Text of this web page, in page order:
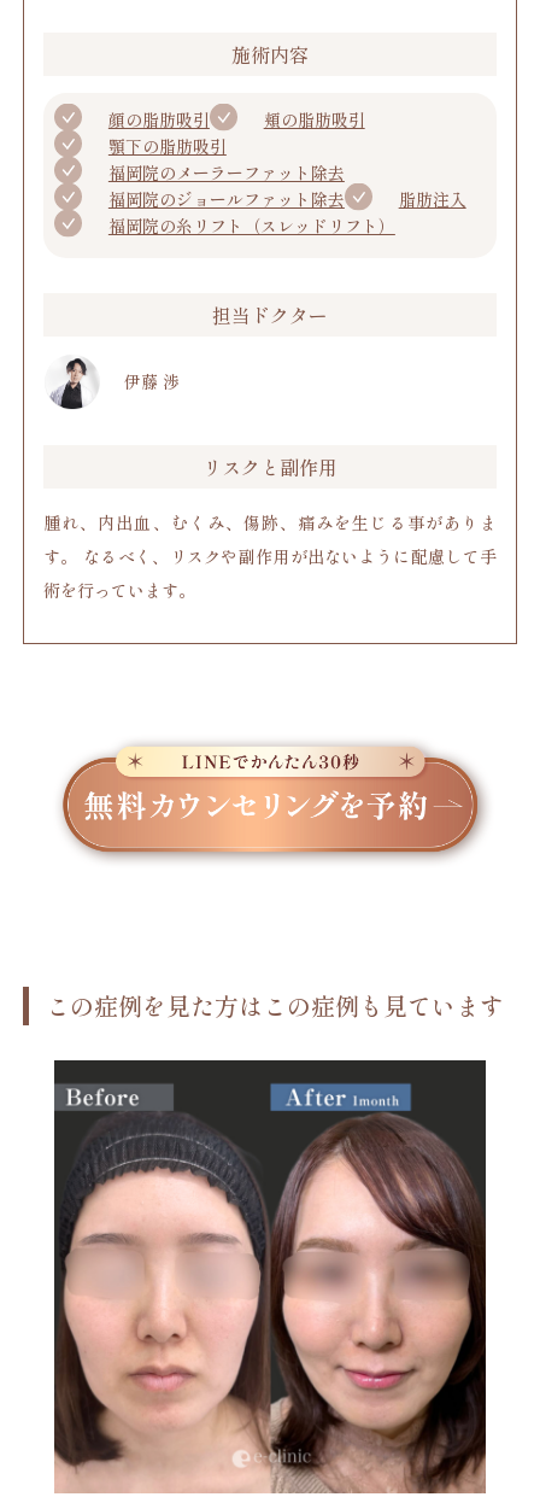
施術内容
顔の脂肪吸引
頬の脂肪吸引
顎下の脂肪吸引
福岡院のメーラーファット除去
福岡院のジョールファット除去
脂肪注入
福岡院の糸リフト（スレッドリフト）
担当ドクター
伊藤 渉
リスクと副作用
腫れ、内出血、むくみ、傷跡、痛みを生じる事がありま
す。 なるべく、リスクや副作用が出ないように配慮して手
術を行っています。
この症例を見た方はこの症例も見ています